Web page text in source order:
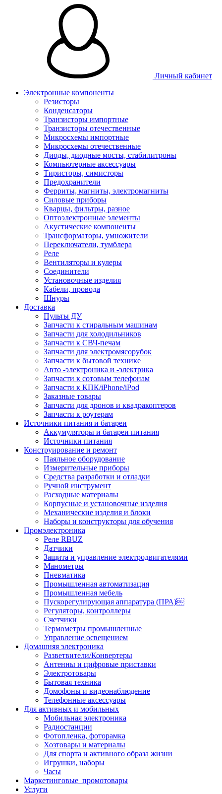
Личный кабинет
Электронные компоненты
Резисторы
Конденсаторы
Транзисторы импортные
Транзисторы отечественные
Микросхемы импортные
Микросхемы отечественные
Диоды, диодные мосты, стабилитроны
Компьютерные аксессуары
Тиристоры, симисторы
Предохранители
Ферриты, магниты, электромагниты
Силовые приборы
Кварцы, фильтры, разное
Оптоэлектронные элементы
Акустические компоненты
Трансформаторы, умножители
Переключатели, тумблера
Реле
Вентиляторы и кулеры
Соединители
Установочные изделия
Кабели, провода
Шнуры
Доставка
Пульты ДУ
Запчасти к стиральным машинам
Запчасти для холодильников
Запчасти к СВЧ-печам
Запчасти для электромясорубок
Запчасти к бытовой технике
Авто -электроника и -электрика
Запчасти к сотовым телефонам
Запчасти к КПК/iPhone/iPod
Заказные товары
Запчасти для дронов и квадракоптеров
Запчасти к роутерам
Источники питания и батареи
Аккумуляторы и батареи питания
Источники питания
Конструирование и ремонт
Паяльное оборудование
Измерительные приборы
Средства разработки и отладки
Ручной инструмент
Расходные материалы
Корпусные и установочные изделия
Механические изделия и блоки
Наборы и конструкторы для обучения
Промэлектроника
Реле RBUZ
Датчики
Защита и управление электродвигателями
Манометры
Пневматика
Промышленная автоматизация
Промышленная мебель
Пускорегулирующая аппаратура (ПРА)￼
Регуляторы, контроллеры
Счетчики
Термометры промышленные
Управление освещением
Домашняя электроника
Разветвители/Конвертеры
Антенны и цифровые приставки
Электротовары
Бытовая техника
Домофоны и видеонаблюдение
Телефонные аксессуары
Для активных и мобильных
Мобильная электроника
Радиостанции
Фотопленка, фоторамка
Хозтовары и материалы
Для спорта и активного образа жизни
Игрушки, наборы
Часы
Маркетинговые_промотовары
Услуги